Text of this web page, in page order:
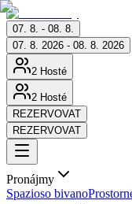
07. 8. - 08. 8.
07. 8. 2026 - 08. 8. 2026
2 Hosté
2 Hosté
REZERVOVAT
REZERVOVAT
Pronájmy
Spazioso bivano